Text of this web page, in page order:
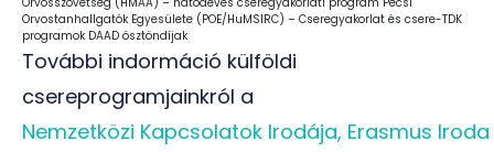
Orvostanhallgatók Egyesülete (POE/HuMSIRC) – Cseregyakorlat és csere-TDK
programok DAAD ösztöndíjak
További indormáció külföldi
csereprogramjainkról a
Nemzetközi Kapcsolatok Irodája, Erasmus Iroda